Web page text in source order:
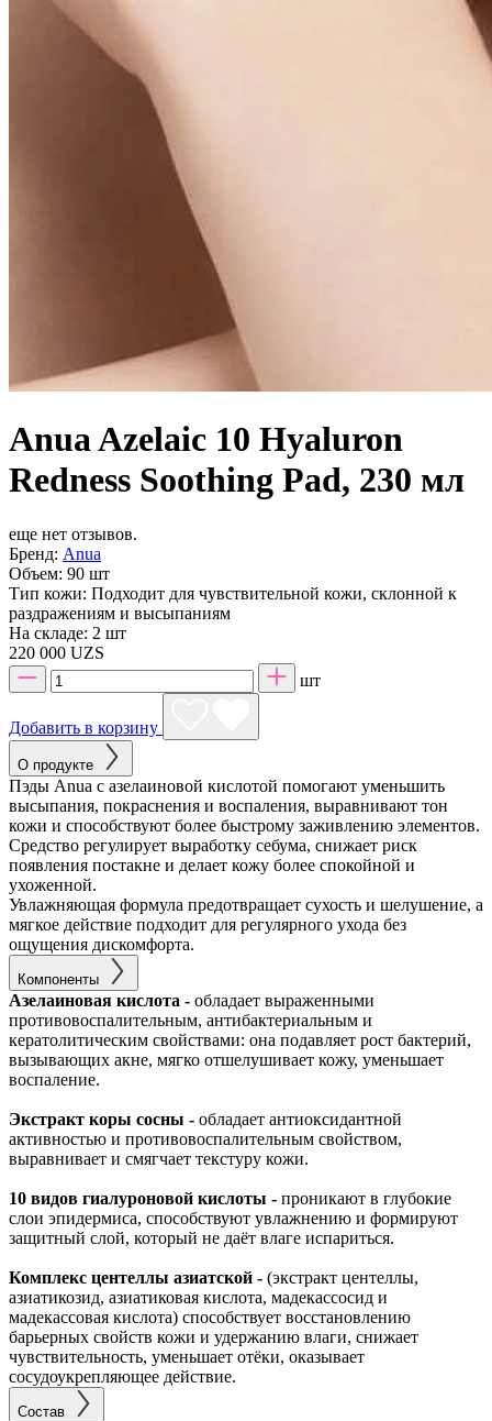
Anua Azelaic 10 Hyaluron
Redness Soothing Pad, 230 мл
еще нет отзывов.
Бренд: Anua
Объем: 90 шт
Тип кожи: Подходит для чувствительной кожи, склонной к
раздражениям и высыпаниям
На складе: 2 шт
220 000 UZS
шт
Добавить в корзину
О продукте
Пэды Anua с азелаиновой кислотой помогают уменьшить
высыпания, покраснения и воспаления, выравнивают тон
кожи и способствуют более быстрому заживлению элементов.
Средство регулирует выработку себума, снижает риск
появления постакне и делает кожу более спокойной и
ухоженной.
Увлажняющая формула предотвращает сухость и шелушение, а
мягкое действие подходит для регулярного ухода без
ощущения дискомфорта.
Компоненты
Азелаиновая кислота - обладает выраженными
противовоспалительным, антибактериальным и
кератолитическим свойствами: она подавляет рост бактерий,
вызывающих акне, мягко отшелушивает кожу, уменьшает
воспаление.
Экстракт коры сосны - обладает антиоксидантной
активностью и противовоспалительным свойством,
выравнивает и смягчает текстуру кожи.
10 видов гиалуроновой кислоты - проникают в глубокие
слои эпидермиса, способствуют увлажнению и формируют
защитный слой, который не даёт влаге испариться.
Комплекс центеллы азиатской - (экстракт центеллы,
азиатикозид, азиатиковая кислота, мадекассосид и
мадекассовая кислота) способствует восстановлению
барьерных свойств кожи и удержанию влаги, снижает
чувствительность, уменьшает отёки, оказывает
сосудоукрепляющее действие.
Состав